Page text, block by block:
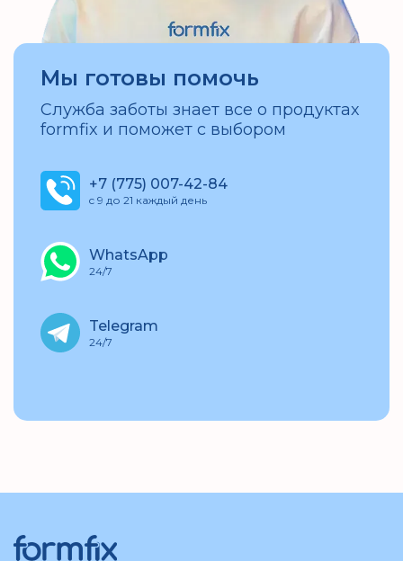
Мы готовы помочь
Служба заботы знает все о продуктах
formfix и поможет с выбором
+7 (775) 007-42-84
c 9 до 21 каждый день
WhatsApp
24/7
Telegram
24/7